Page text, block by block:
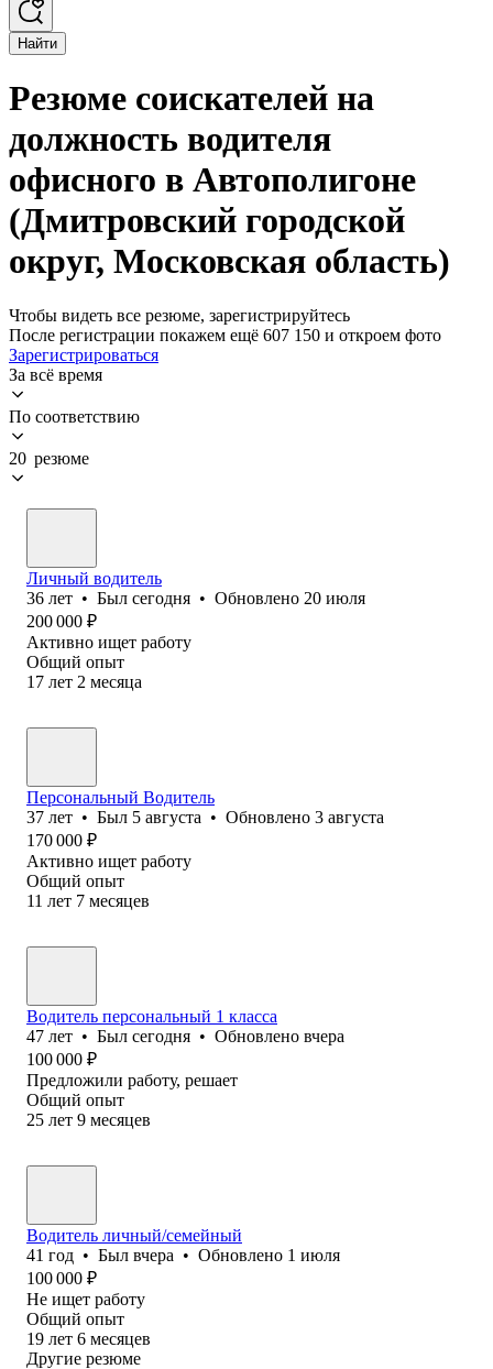
Найти
Резюме соискателей на
должность водителя
офисного в Автополигоне
(Дмитровский городской
округ, Московская область)
Чтобы видеть все резюме, зарегистрируйтесь
После регистрации покажем ещё 607 150 и откроем фото
Зарегистрироваться
За всё время
По соответствию
20 резюме
Личный водитель
36 лет • Был сегодня • Обновлено 20 июля
200 000 ₽
Активно ищет работу
Общий опыт
17 лет 2 месяца
Персональный Водитель
37 лет • Был 5 августа • Обновлено 3 августа
170 000 ₽
Активно ищет работу
Общий опыт
11 лет 7 месяцев
Водитель персональный 1 класса
47 лет • Был сегодня • Обновлено вчера
100 000 ₽
Предложили работу, решает
Общий опыт
25 лет 9 месяцев
Водитель личный/семейный
41 год • Был вчера • Обновлено 1 июля
100 000 ₽
Не ищет работу
Общий опыт
19 лет 6 месяцев
Другие резюме